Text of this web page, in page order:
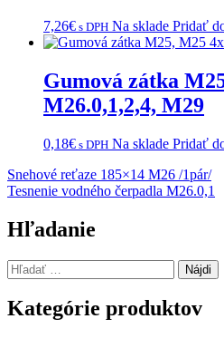
7,26€ s DPH Na sklade Pridať
Gumová zátka
M26.0,1,2,4, M29
0,18€ s DPH Na sklade Pridať
Navigácia
v
článku
Snehové reťaze 185×14 M26 /1pár/
Tesnenie vodného čerpadla M26.0,1
Hľadanie
Hľadať:
Kategórie produktov